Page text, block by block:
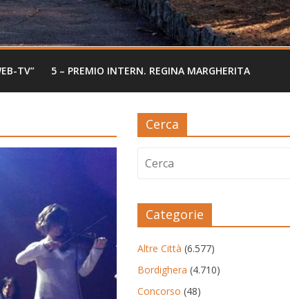
TV” 5 – PREMIO INTERN. REGINA MARGHERITA
Cerca
Categorie
Altre Città (6.577)
Bordighera (4.710)
Concorso (48)